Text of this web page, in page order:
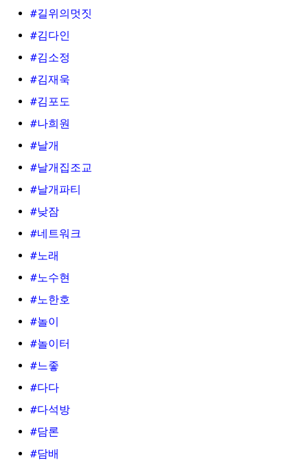
#길위의멋짓
#김다인
#김소정
#김재욱
#김포도
#나희원
#날개
#날개집조교
#날개파티
#낮잠
#네트워크
#노래
#노수현
#노한호
#놀이
#놀이터
#느좋
#다다
#다석방
#담론
#담배